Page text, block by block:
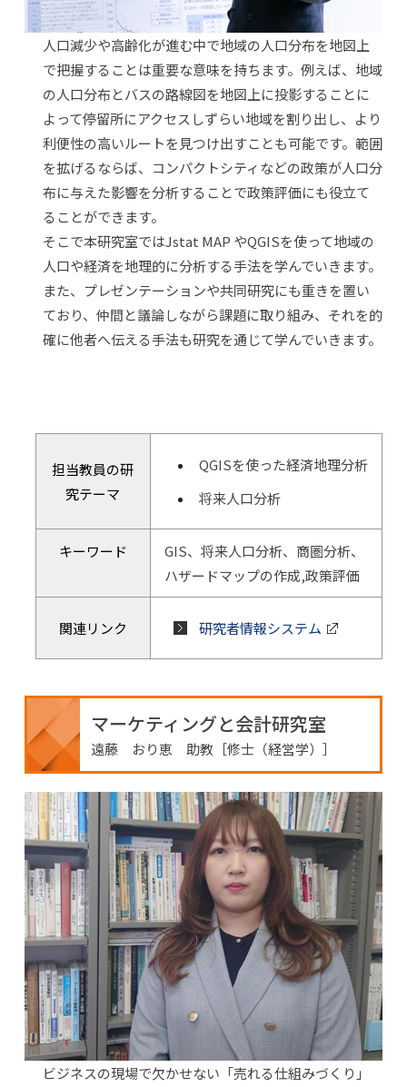
人口減少や高齢化が進む中で地域の人口分布を地図上
で把握することは重要な意味を持ちます。例えば、地域
の人口分布とバスの路線図を地図上に投影することに
よって停留所にアクセスしずらい地域を割り出し、より
利便性の高いルートを見つけ出すことも可能です。範囲
を拡げるならば、コンパクトシティなどの政策が人口分
布に与えた影響を分析することで政策評価にも役立て
ることができます。
そこで本研究室ではJstat MAP やQGISを使って地域の
人口や経済を地理的に分析する手法を学んでいきます。
また、プレゼンテーションや共同研究にも重きを置い
ており、仲間と議論しながら課題に取り組み、それを的
確に他者へ伝える手法も研究を通じて学んでいきます。
担当教員の研
究テーマ
QGISを使った経済地理分析
将来人口分析
キーワード
GIS、将来人口分析、商圏分析、
ハザードマップの作成,政策評価
関連リンク 研究者情報システム
マーケティングと会計研究室
遠藤 おり恵 助教［修士（経営学）］
ビジネスの現場で欠かせない「売れる仕組みづくり」